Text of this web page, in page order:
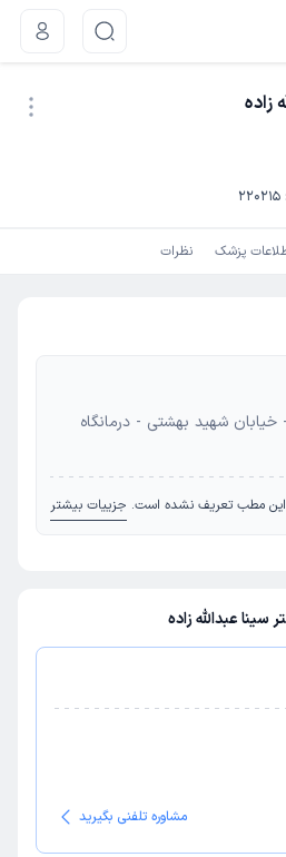
زاده
220215
پزشک نظرات
شهید بهشتی - درمانگاه
این مطب تعریف نشده است. جزییات بیشتر
سینا عبدالله زاده
مشاوره تلفنی بگیرید